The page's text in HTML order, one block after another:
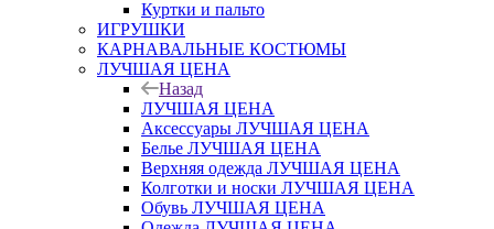
Куртки и пальто
ИГРУШКИ
КАРНАВАЛЬНЫЕ КОСТЮМЫ
ЛУЧШАЯ ЦЕНА
Назад
ЛУЧШАЯ ЦЕНА
Аксессуары ЛУЧШАЯ ЦЕНА
Белье ЛУЧШАЯ ЦЕНА
Верхняя одежда ЛУЧШАЯ ЦЕНА
Колготки и носки ЛУЧШАЯ ЦЕНА
Обувь ЛУЧШАЯ ЦЕНА